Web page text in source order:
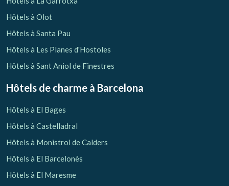
Hôtels à Olot
Hôtels à Santa Pau
Hôtels à Les Planes d'Hostoles
Hôtels à Sant Aniol de Finestres
Hôtels de charme à Barcelona
Hôtels à El Bages
Hôtels à Castelladral
Hôtels à Monistrol de Calders
Hôtels à El Barcelonès
Hôtels à El Maresme